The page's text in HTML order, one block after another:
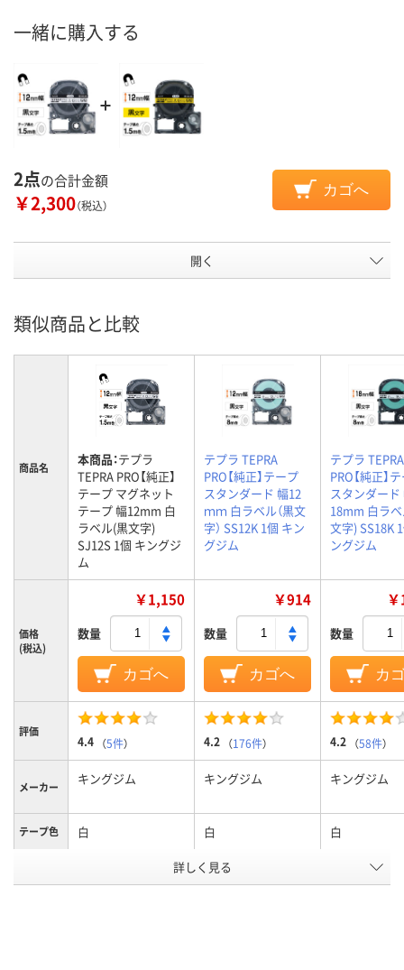
一緒に購入する
2点の合計金額
￥2,300（税込）
カゴへ
開く
類似商品と比較
商品名 本商品：テプラ
TEPRA PRO【純正】
テープ マグネット
テープ 幅12mm 白
ラベル(黒文字)
SJ12S 1個 キングジ
ム
テプラ TEPRA
PRO【純正】テープ
スタンダード 幅12
ｍｍ 白ラベル（黒文
字） SS12K 1個 キン
グジム
テプラ TEPRA
PRO【純正】
スタンダード
18mm 白ラ
文字) SS18K
ングジム
価格
(税込)
￥1,150
数量
カゴへ
￥914
数量
カゴへ
数量
カ
評価
4.4 （5件） 4.2 （176件） 4.2 （58件）
メーカー キングジム キングジム キングジム
テープ色 白 白 白
黒
詳しく見る